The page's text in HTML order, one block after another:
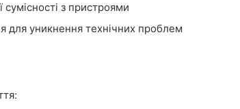
з пристроями
для уникнення технічних проблем